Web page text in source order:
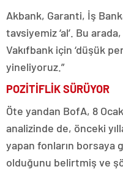
Akbank, Garanti, İş
tavsiyemiz ‘al’. Bu
Vakıfbank için ‘düşük
yineliyoruz.”
POZİTİFLİK SÜRÜYOR
Öte yandan BofA, 8
analizinde de, önceki
yapan fonların borsaya
olduğunu belirtmiş ve